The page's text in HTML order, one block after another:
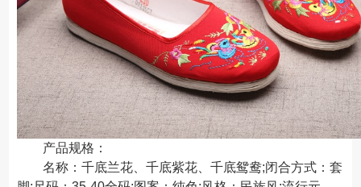
产品规格：
名称：千底兰花、千底紫花、千底鸳鸯;闭合方式：套